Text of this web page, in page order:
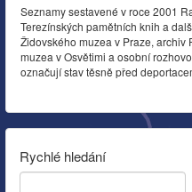
Seznamy sestavené v roce 2001
Terezínských pamětních knih a
Židovského muzea v Praze, archiv
muzea v Osvětimi a osobní
označují stav těsně před
Rychlé hledání